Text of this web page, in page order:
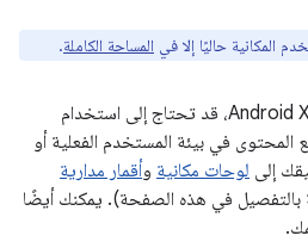
المكانية حاليًا إلا في المساحة الكاملة.
عند إنشاء تطبيق متميز على Android XR، قد تحتاج إلى استخدام
المحتوى في بيئة المستخدم الفعلية أو
إلى لوحات مكانية وأقمار مدارية
في هذه الصفحة). يمكنك أيضًا